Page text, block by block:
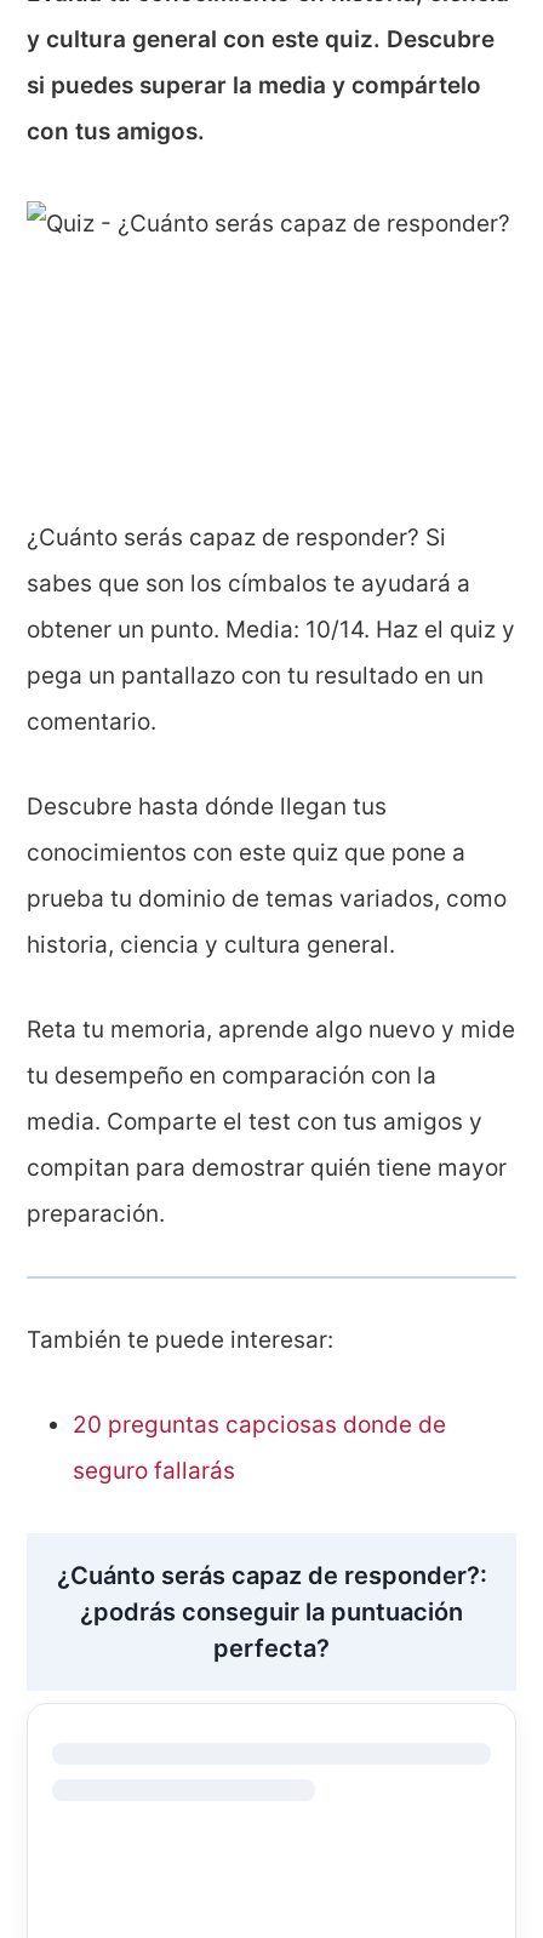
y cultura general con este quiz. Descubre
si puedes superar la media y compártelo
con tus amigos.
¿Cuánto serás capaz de responder? Si
sabes que son los címbalos te ayudará a
obtener un punto. Media: 10/14. Haz el quiz y
pega un pantallazo con tu resultado en un
comentario.
Descubre hasta dónde llegan tus
conocimientos con este quiz que pone a
prueba tu dominio de temas variados, como
historia, ciencia y cultura general.
Reta tu memoria, aprende algo nuevo y mide
tu desempeño en comparación con la
media. Comparte el test con tus amigos y
compitan para demostrar quién tiene mayor
preparación.
También te puede interesar:
20 preguntas capciosas donde de
seguro fallarás
¿Cuánto serás capaz de responder?:
¿podrás conseguir la puntuación
perfecta?